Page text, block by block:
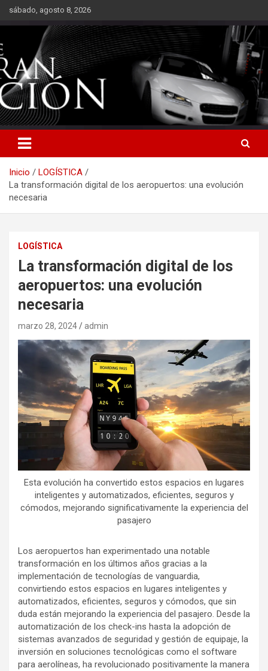
Saltarsábado, agosto 8, 2026
Inicio
LOGÍSTICA
La transformación digital de los aeropuertos: una evolución
necesaria
LOGÍSTICA
La transformación digital de los
aeropuertos: una evolución
necesaria
marzo 28, 2024 admin
Esta evolución ha convertido estos espacios en lugares
inteligentes y automatizados, eficientes, seguros y
cómodos, mejorando significativamente la experiencia del
pasajero
Los aeropuertos han experimentado una notable
transformación en los últimos años gracias a la
implementación de tecnologías de vanguardia,
convirtiendo estos espacios en lugares inteligentes y
automatizados, eficientes, seguros y cómodos, que sin
duda están mejorando la experiencia del pasajero. Desde la
automatización de los check-ins hasta la adopción de
sistemas avanzados de seguridad y gestión de equipaje, la
inversión en soluciones tecnológicas como el software
para aerolíneas, ha revolucionado positivamente la manera